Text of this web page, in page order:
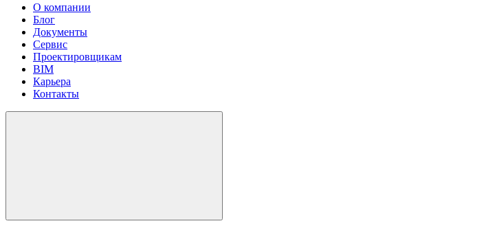
О компании
Блог
Документы
Сервис
Проектировщикам
BIM
Карьера
Контакты